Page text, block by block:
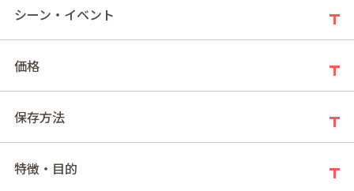
【重要】令和８年熊本地震の影響による配送遅延のお知らせ
シーン・イベント
価格
保存方法
特徴・目的